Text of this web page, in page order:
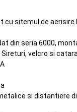
sitemul de aerisire
din seria 6000,
velcro si
si distantiere